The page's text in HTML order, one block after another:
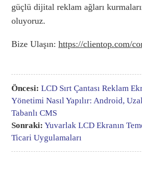
güçlü dijital reklam ağları
oluyoruz.
Bize Ulaşın: https://clientop.com/
Öncesi: LCD Sırt Çantası Reklam
Yönetimi Nasıl Yapılır: Android,
Tabanlı CMS
Sonraki: Yuvarlak LCD Ekranın
Ticari Uygulamaları